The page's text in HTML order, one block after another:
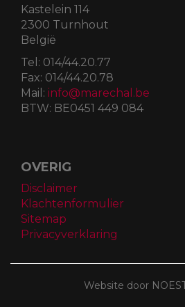
Kastelein 114
2300 Turnhout
België
Tel: 014/44.20.77
Fax: 014/44.20.78
Mail: info@marechal.be
BTW: BE0451 449 084
OVERIG
Disclaimer
Klachtenformulier
Sitemap
Privacyverklaring
Website door